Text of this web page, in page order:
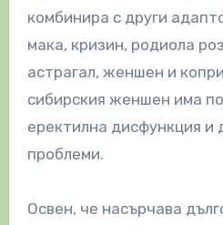
комбинира с други
мака, кризин, родиола
астрагал, женшен и
сибирския женшен има
еректилна дисфункция и
проблеми.
Освен, че насърчава